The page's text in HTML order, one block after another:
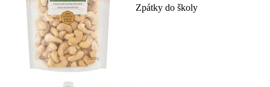
Zpátky do školy